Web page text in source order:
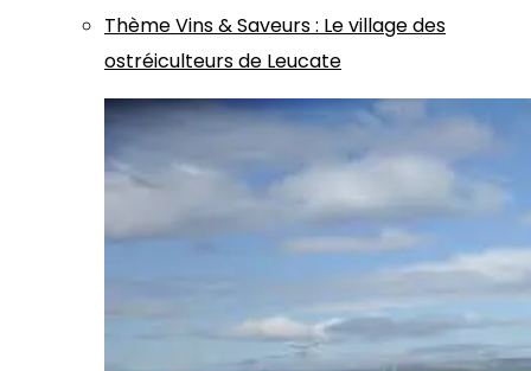
ThèmeVins & Saveurs: Le village des
ostréiculteurs de Leucate